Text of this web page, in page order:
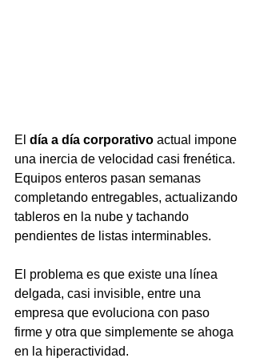
El día a día corporativo actual impone
una inercia de velocidad casi frenética.
Equipos enteros pasan semanas
completando entregables, actualizando
tableros en la nube y tachando
pendientes de listas interminables.
El problema es que existe una línea
delgada, casi invisible, entre una
empresa que evoluciona con paso
firme y otra que simplemente se ahoga
en la hiperactividad.